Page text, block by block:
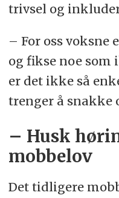
trivsel og
– For oss voksne
og fikse noe som
er det ikke så
trenger å snakke
– Husk
mobbelov
Det tidligere